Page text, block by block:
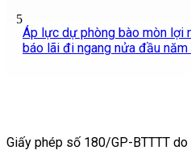
5
Áp lực dự phòng bào mòn lợi
báo lãi đi ngang nửa đầu năm
Giấy phép số 180/GP-BTTTT